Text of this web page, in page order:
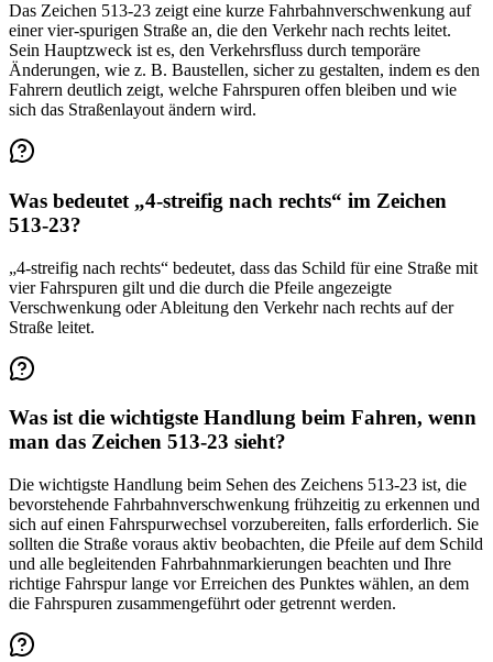
Das Zeichen 513-23 zeigt eine kurze Fahrbahnverschwenkung auf
einer vier-spurigen Straße an, die den Verkehr nach rechts leitet.
Sein Hauptzweck ist es, den Verkehrsfluss durch temporäre
Änderungen, wie z. B. Baustellen, sicher zu gestalten, indem es den
Fahrern deutlich zeigt, welche Fahrspuren offen bleiben und wie
sich das Straßenlayout ändern wird.
Was bedeutet „4-streifig nach rechts“ im Zeichen
513-23?
„4-streifig nach rechts“ bedeutet, dass das Schild für eine Straße mit
vier Fahrspuren gilt und die durch die Pfeile angezeigte
Verschwenkung oder Ableitung den Verkehr nach rechts auf der
Straße leitet.
Was ist die wichtigste Handlung beim Fahren, wenn
man das Zeichen 513-23 sieht?
Die wichtigste Handlung beim Sehen des Zeichens 513-23 ist, die
bevorstehende Fahrbahnverschwenkung frühzeitig zu erkennen und
sich auf einen Fahrspurwechsel vorzubereiten, falls erforderlich. Sie
sollten die Straße voraus aktiv beobachten, die Pfeile auf dem Schild
und alle begleitenden Fahrbahnmarkierungen beachten und Ihre
richtige Fahrspur lange vor Erreichen des Punktes wählen, an dem
die Fahrspuren zusammengeführt oder getrennt werden.